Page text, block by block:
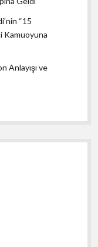
“15
Kamuoyuna
Anlayışı ve